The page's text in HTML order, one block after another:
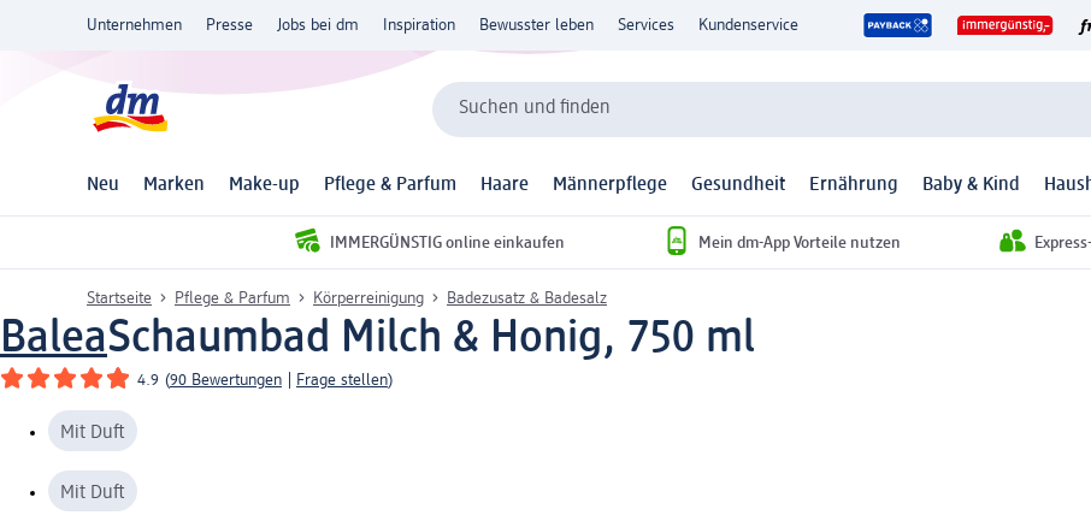
Unternehmen Presse Jobs bei dm Inspiration Bewusster leben Services Kundenservice
Suchen und finden
Neu Marken Make-up Pflege & Parfum Haare Männerpflege Gesundheit Ernährung Baby & Kind
IMMERGÜNSTIG online einkaufen Mein dm-App Vorteile nutzen
Startseite Pflege & Parfum Körperreinigung Badezusatz & Badesalz
BaleaSchaumbad Milch & Honig, 750 ml
4.9 (90 Bewertungen Frage stellen)
Mit Duft
Mit Duft